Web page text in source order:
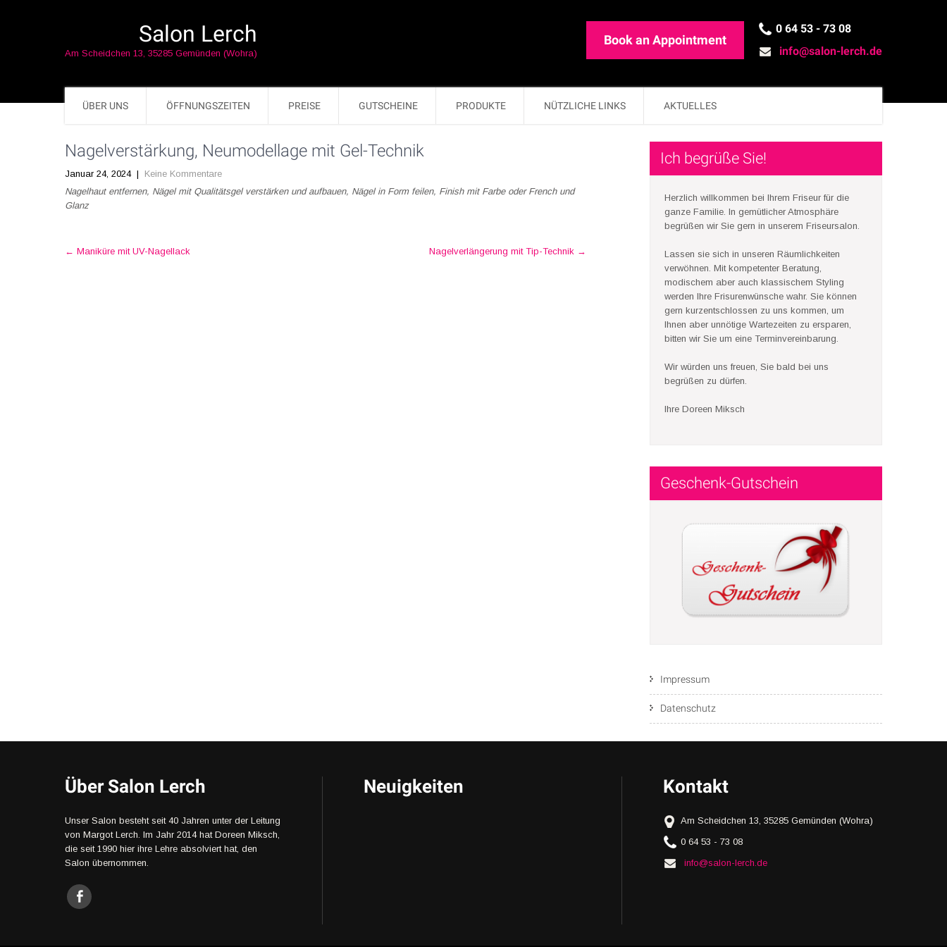
Salon Lerch
Am Scheidchen 13, 35285 Gemünden (Wohra)
0 64 53 - 73 08
info@salon-lerch.de
Book an Appointment
ÜBER UNS ÖFFNUNGSZEITEN PREISE GUTSCHEINE PRODUKTE NÜTZLICHE LINKS AKTUELLES
Nagelverstärkung, Neumodellage mit Gel-Technik
Januar 24, 2024 | Keine Kommentare
Nagelhaut entfernen, Nägel mit Qualitätsgel verstärken und aufbauen, Nägel in Form feilen, Finish mit Farbe oder French und
Glanz
Post
← Maniküre mit UV-Nagellack Nagelverlängerung mit Tip-Technik →
Ich begrüße Sie!
Herzlich willkommen bei Ihrem Friseur für die
ganze Familie. In gemütlicher Atmosphäre
begrüßen wir Sie gern in unserem Friseursalon.
Lassen sie sich in unseren Räumlichkeiten
verwöhnen. Mit kompetenter Beratung,
modischem aber auch klassischem Styling
werden Ihre Frisurenwünsche wahr. Sie können
gern kurzentschlossen zu uns kommen, um
Ihnen aber unnötige Wartezeiten zu ersparen,
bitten wir Sie um eine Terminvereinbarung.
Wir würden uns freuen, Sie bald bei uns
begrüßen zu dürfen.
Ihre Doreen Miksch
Geschenk-Gutschein
Impressum
Datenschutz
Über Salon Lerch
Unser Salon besteht seit 40 Jahren unter der Leitung
von Margot Lerch. Im Jahr 2014 hat Doreen Miksch,
die seit 1990 hier ihre Lehre absolviert hat, den
Salon übernommen.
Neuigkeiten Kontakt
Am Scheidchen 13, 35285 Gemünden (Wohra)
0 64 53 - 73 08
info@salon-lerch.de